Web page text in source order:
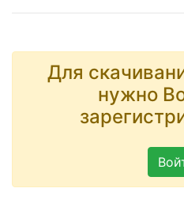
Для
нужно